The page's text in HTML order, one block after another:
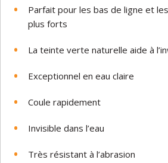
Parfait pour les bas de ligne et
plus forts
La teinte verte naturelle aide à
Exceptionnel en eau claire
Coule rapidement
Invisible dans l’eau
Très résistant à l’abrasion